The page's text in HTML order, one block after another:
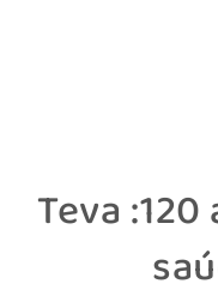
Teva